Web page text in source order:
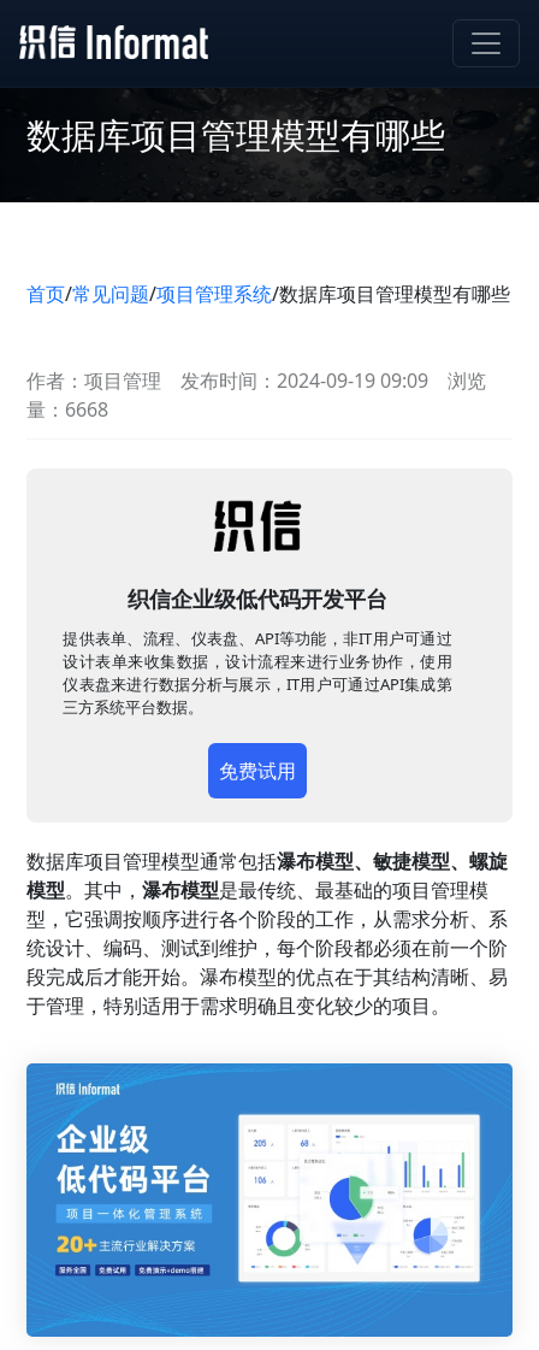
数据库项目管理模型有哪些
首页/常见问题/项目管理系统/数据库项目管理模型有哪些
作者：项目管理 发布时间：2024-09-19 09:09
浏览
量：6668
织信企业级低代码开发平台
提供表单、流程、仪表盘、API等功能，非IT用户可通过
设计表单来收集数据，设计流程来进行业务协作，使用
仪表盘来进行数据分析与展示，IT用户可通过API集成第
三方系统平台数据。
免费试用
数据库项目管理模型通常包括瀑布模型、敏捷模型、螺旋
模型。其中，瀑布模型是最传统、最基础的项目管理模
型，它强调按顺序进行各个阶段的工作，从需求分析、系
统设计、编码、测试到维护，每个阶段都必须在前一个阶
段完成后才能开始。瀑布模型的优点在于其结构清晰、易
于管理，特别适用于需求明确且变化较少的项目。